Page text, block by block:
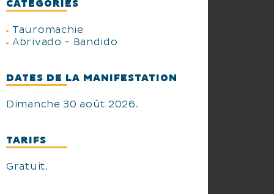
CATÉGORIES
Tauromachie
Abrivado - Bandido
DATES DE LA MANIFESTATION
Dimanche 30 août 2026.
TARIFS
Gratuit.